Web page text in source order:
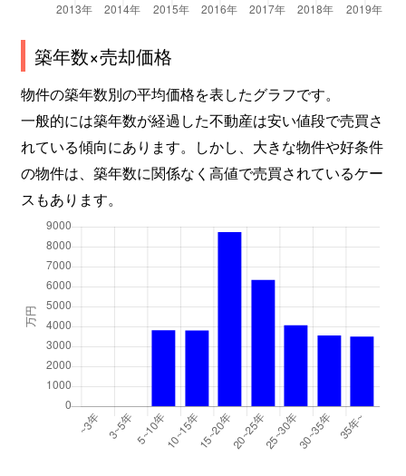
築年数×売却価格
物件の築年数別の平均価格を表したグラフです。
一般的には築年数が経過した不動産は安い値段で売買さ
れている傾向にあります。しかし、大きな物件や好条件
の物件は、築年数に関係なく高値で売買されているケー
スもあります。